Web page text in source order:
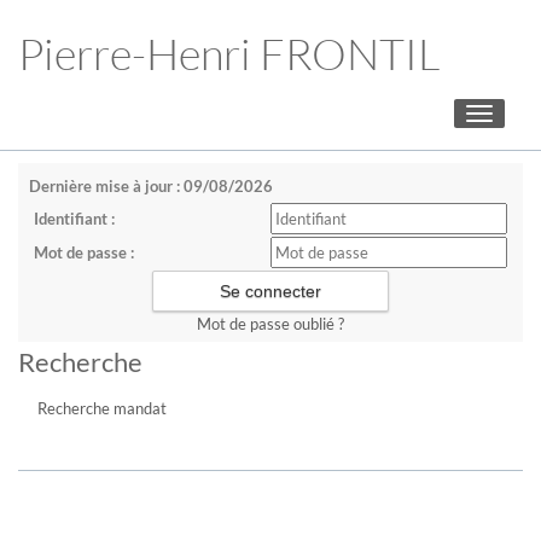
Pierre-Henri FRONTIL
Toggle
Dernière mise à jour : 09/08/2026
Identifiant :
Mot de passe :
Mot de passe oublié ?
Recherche
Recherche mandat